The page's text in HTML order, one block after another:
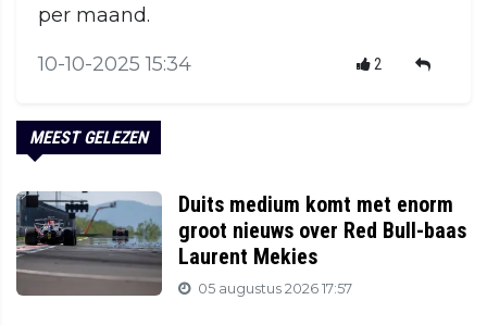
per maand.
10-10-2025 15:34 2
MEEST GELEZEN
Duits medium komt met enorm
groot nieuws over Red Bull-baas
Laurent Mekies
05 augustus 2026 17:57